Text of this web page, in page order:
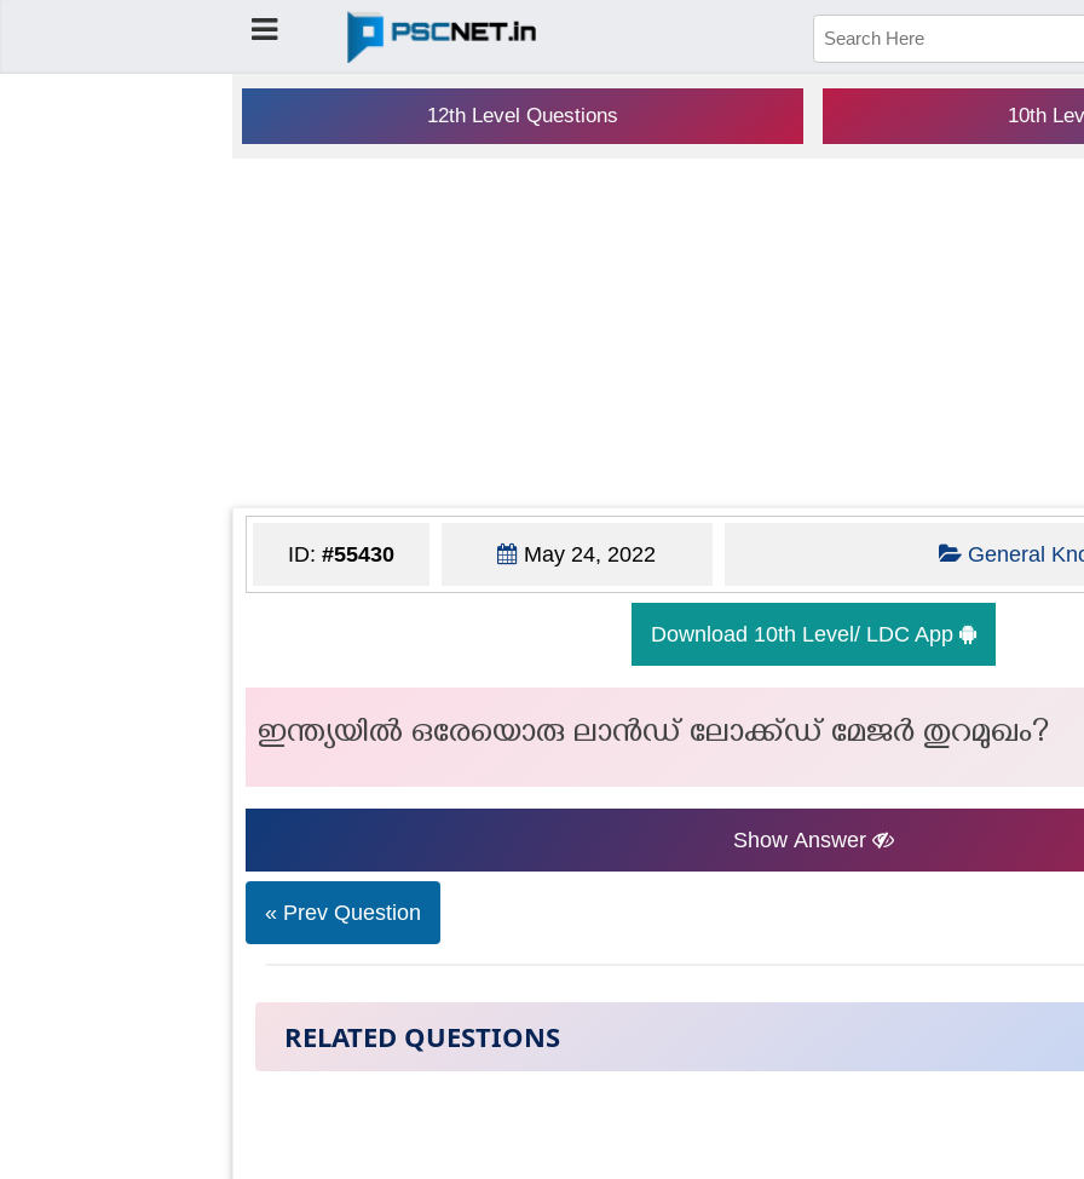
12th Level Questions 10th
ID: #55430 May 24, 2022 General
Download 10th Level/ LDC App
ഇന്ത്യയിൽ ഒരേയൊരു ലാൻഡ് ലോക്ക്ഡ് മേജർ തുറമുഖം?
Show Answer
« Prev Question
RELATED QUESTIONS